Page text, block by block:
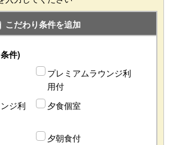
こだわり条件を追加
件)
プレミアムラウンジ利
用付
ジ利
夕食個室
夕朝食付